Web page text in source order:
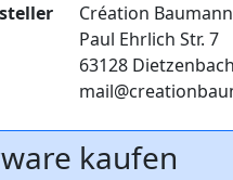
Création
Paul Ehrlich Str. 7
63128 Dietzenbach
kaufen